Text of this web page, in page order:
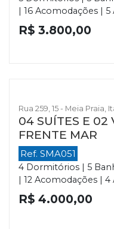
| 16 Acomodações | 5
R$ 3.800,00
Rua 259, 15 - Meia Praia,
04 SUÍTES E 02
FRENTE MAR
Ref. SMA051
4 Dormitórios | 5
| 12 Acomodações | 4
R$ 4.000,00